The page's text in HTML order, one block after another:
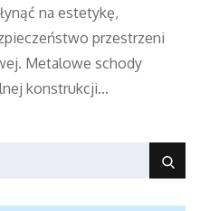
na estetykę,
przestrzeni
Metalowe schody
konstrukcji…
Search